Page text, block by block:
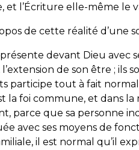
et l’Écriture elle-même le
de cette réalité d’une
devant Dieu avec
de son être ; ils
participe tout à fait
la foi commune, et dans
parce que sa personne
avec ses moyens de
il est normal qu’il